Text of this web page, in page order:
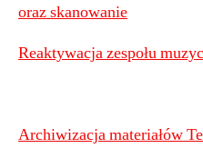
oraz skanowanie
Reaktywacja zespołu
Archiwizacja materiałów